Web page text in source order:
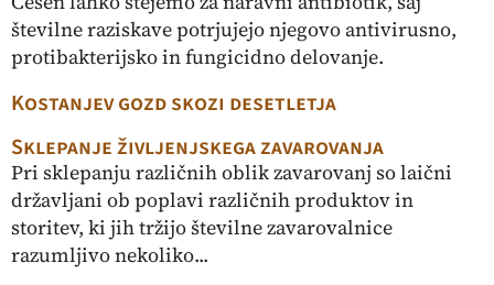
številne raziskave potrjujejo njegovo antivirusno,
protibakterijsko in fungicidno delovanje.
Kostanjev gozd skozi desetletja
Sklepanje življenjskega zavarovanja
Pri sklepanju različnih oblik zavarovanj so laični
državljani ob poplavi različnih produktov in
storitev, ki jih tržijo številne zavarovalnice
razumljivo nekoliko...